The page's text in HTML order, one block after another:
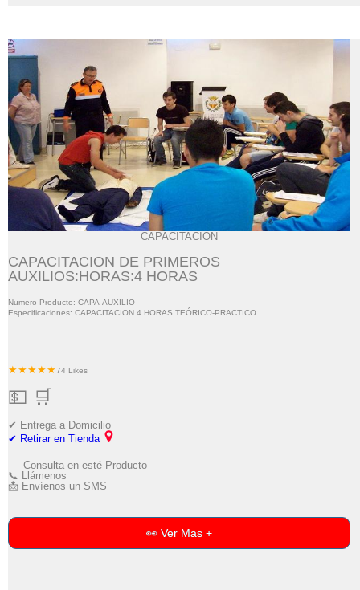
CAPACITACION
CAPACITACION DE PRIMEROS
AUXILIOS:HORAS:4 HORAS
Numero Producto: CAPA-AUXILIO
Especificaciones: CAPACITACION 4 HORAS TEÓRICO-PRACTICO
★★★★★74 Likes
💵 🛒
✔ Entrega a Domicilio
✔ Retirar en Tienda
Consulta en esté Producto
📞 Llámenos
📩 Envíenos un SMS
👀 Ver Mas +